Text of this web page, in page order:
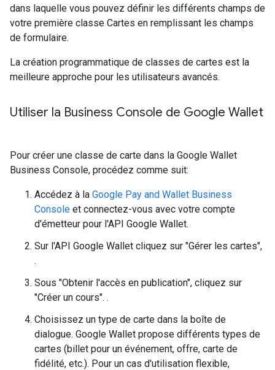
dans laquelle vous pouvez définir les différents champs de
votre première classe Cartes en remplissant les champs
de formulaire.
La création programmatique de classes de cartes est la
meilleure approche pour les utilisateurs avancés.
Utiliser la Business Console de Google Wallet
Pour créer une classe de carte dans la Google Wallet
Business Console, procédez comme suit:
Accédez à la Google Pay and Wallet Business
Console et connectez-vous avec votre compte
d'émetteur pour l'API Google Wallet.
Sur l'API Google Wallet cliquez sur "Gérer les cartes",
.
Sous "Obtenir l'accès en publication", cliquez sur
"Créer un cours". .
Choisissez un type de carte dans la boîte de
dialogue. Google Wallet propose différents types de
cartes (billet pour un événement, offre, carte de
fidélité, etc.). Pour un cas d'utilisation flexible,